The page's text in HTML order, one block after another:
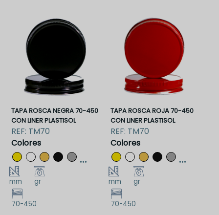
TAPA ROSCA NEGRA 70-450
CON LINER PLASTISOL
REF: TM70
Colores
...
mm gr
70-450
TAPA ROSCA ROJA 70-450
CON LINER PLASTISOL
REF: TM70
Colores
...
mm gr
70-450